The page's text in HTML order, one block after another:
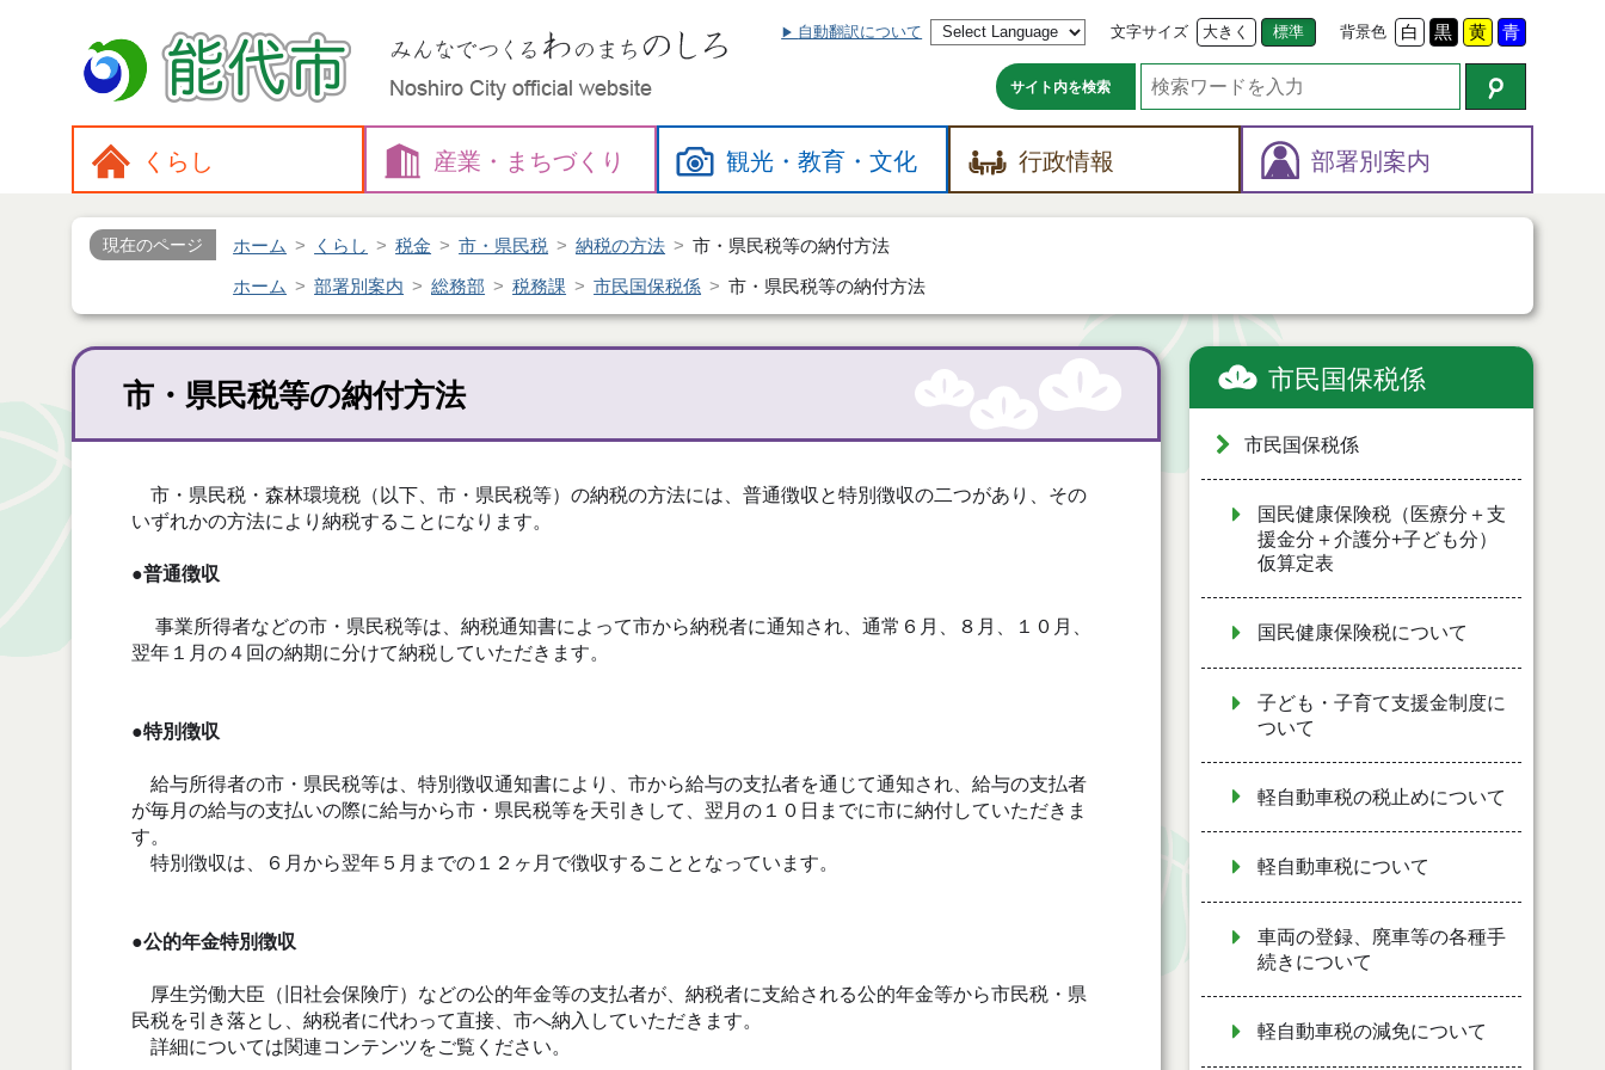
自動翻訳について 文字サイズ 大きく 標準 背景色 白 黒 黄 青
サイト内を検索
くらし 産業・ まちづくり 観光・教育・文化 行政情報 部署別案内
現在のページ ホーム くらし 税金 市・県民税 納税の方法 市・県民税等の納付方法
ホーム 部署別案内 総務部 税務課 市民国保税係 市・県民税等の納付方法
市・県民税等の納付方法
市・県民税・森林環境税（以下、市・県民税等）の納税の方法には、普通徴収と特別徴収の二つがあり、その
いずれかの方法により納税することになります。
●普通徴収
事業所得者などの市・県民税等は、納税通知書によって市から納税者に通知され、通常６月、８月、１０月、
翌年１月の４回の納期に分けて納税していただきます。
●特別徴収
給与所得者の市・県民税等は、特別徴収通知書により、市から給与の支払者を通じて通知され、給与の支払者
が毎月の給与の支払いの際に給与から市・県民税等を天引きして、翌月の１０日までに市に納付していただきま
す。
特別徴収は、６月から翌年５月までの１２ヶ月で徴収することとなっています。
●公的年金特別徴収
厚生労働大臣（旧社会保険庁）などの公的年金等の支払者が、納税者に支給される公的年金等から市民税・県
民税を引き落とし、納税者に代わって直接、市へ納入していただきます。
詳細については関連コンテンツをご覧ください。
市民国保税係
市民国保税係
国民健康保険税（医療分＋支
援金分＋介護分+子ども分）
仮算定表
国民健康保険税について
子ども・子育て支援金制度に
ついて
軽自動車税の税止めについて
軽自動車税について
車両の登録、廃車等の各種手
続きについて
軽自動車税の減免について